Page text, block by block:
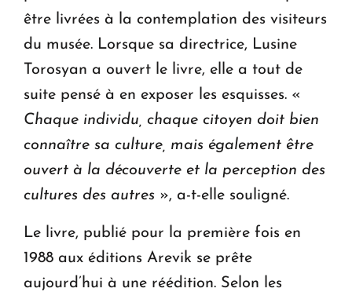
être livrées à la contemplation des visiteurs
du musée. Lorsque sa directrice, Lusine
Torosyan a ouvert le livre, elle a tout de
suite pensé à en exposer les esquisses. «
Chaque individu, chaque citoyen doit bien
connaître sa culture, mais également être
ouvert à la découverte et la perception des
cultures des autres », a-t-elle souligné.
Le livre, publié pour la première fois en
1988 aux éditions Arevik se prête
aujourd’hui à une réédition. Selon les